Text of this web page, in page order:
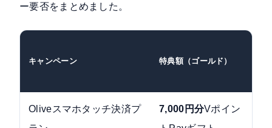
ー要否をまとめました。
キャンペーン 特典額（ゴールド）
Oliveスマホタッチ決済プ
7,000円分Vポイン